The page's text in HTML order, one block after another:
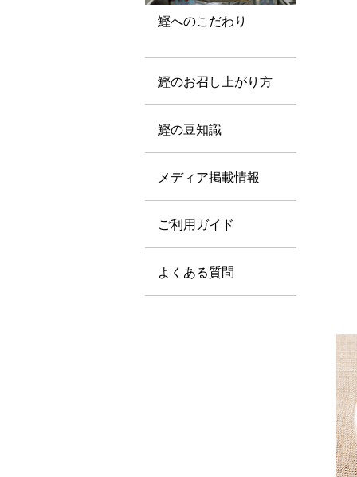
鰹へのこだわり
鰹のお召し上がり方
鰹の豆知識
メディア掲載情報
ご利用ガイド
よくある質問